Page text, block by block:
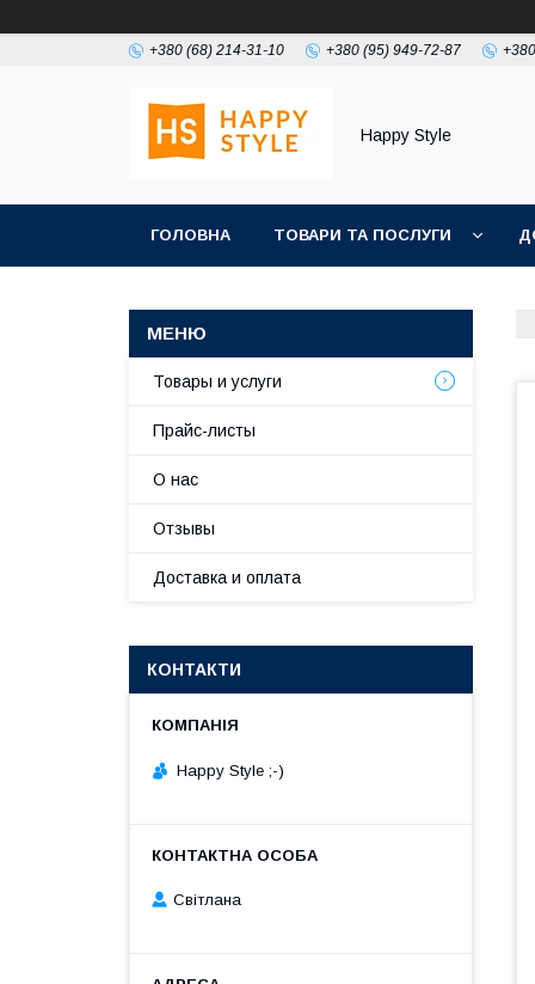
+380 (68) 214-31-10 +380 (95) 949-72-87
Happy Style
ГОЛОВНА ТОВАРИ ТА ПОСЛУГИ
Товары и услуги
Прайс-листы
О нас
Отзывы
Доставка и оплата
КОНТАКТИ
Happy Style ;-)
Cвітлана